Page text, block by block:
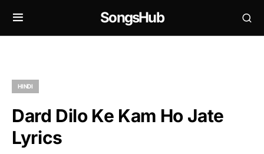
SongsHub
HINDI
Dard Dilo Ke Kam Ho Jate
Lyrics